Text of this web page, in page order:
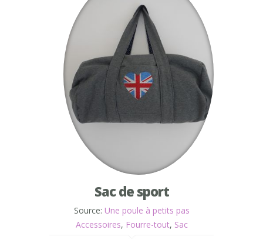
Sac de sport
Source: Une poule à petits pas
Accessoires, Fourre-tout, Sac